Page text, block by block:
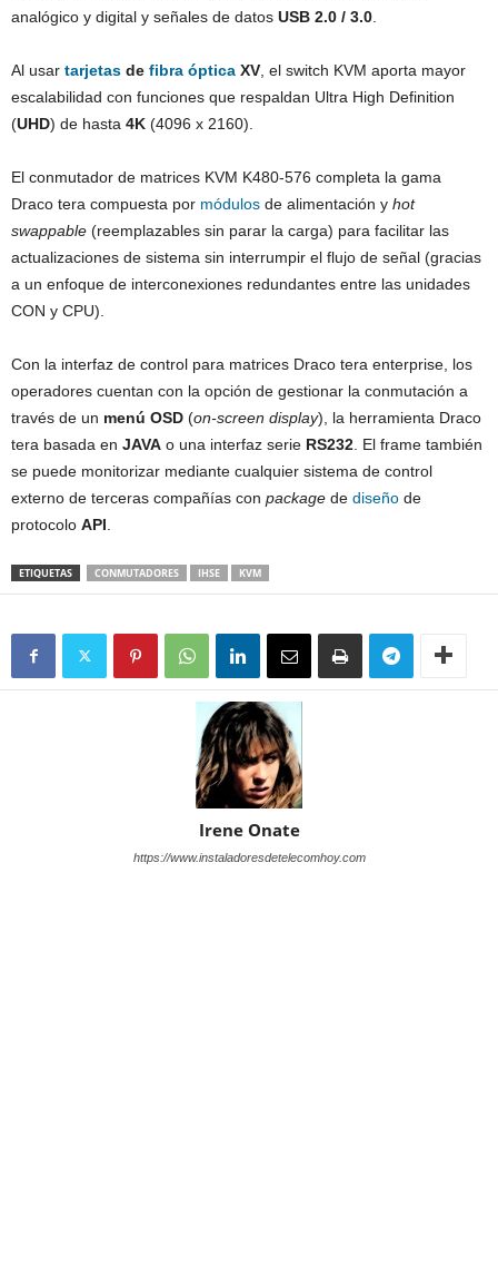
analógico y digital y señales de datos USB 2.0 / 3.0
Al usar tarjetas de fibra óptica XV , el switch KVM aporta mayor
escalabilidad con funciones que respaldan Ultra High Definition
(UHD) de hasta 4K (4096 x 2160).
El conmutador de matrices KVM K480-576 completa la gama
Draco tera compuesta por módulos de alimentación y hot
swappable (reemplazables sin parar la carga) para facilitar las
actualizaciones de sistema sin interrumpir el flujo de señal (gracias
a un enfoque de interconexiones redundantes entre las unidades
CON y CPU).
Con la interfaz de control para matrices Draco tera enterprise, los
operadores cuentan con la opción de gestionar la conmutación a
través de un menú OSD (on-screen display), la herramienta Draco
tera basada en JAVA o una interfaz serie RS232 . El frame también
se puede monitorizar mediante cualquier sistema de control
externo de terceras compañías con package de diseño de
protocolo API
ETIQUETAS CONMUTADORES IHSE KVM
Irene Onate
https://www.instaladoresdetelecomhoy.com